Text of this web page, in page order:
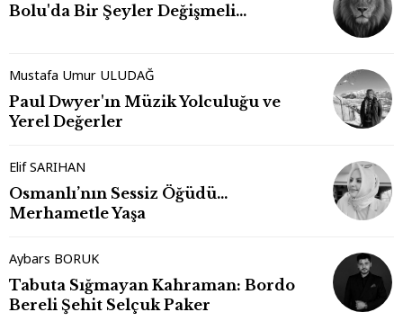
Bolu'da Bir Şeyler Değişmeli…
Mustafa Umur ULUDAĞ
Paul Dwyer'ın Müzik Yolculuğu ve
Yerel Değerler
Elif SARIHAN
Osmanlı’nın Sessiz Öğüdü…
Merhametle Yaşa
Aybars BORUK
Tabuta Sığmayan Kahraman: Bordo
Bereli Şehit Selçuk Paker